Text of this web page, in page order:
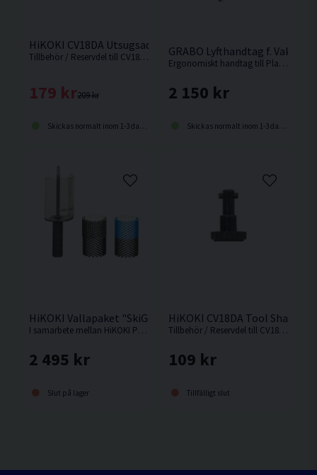
HiKOKI CV18DA Utsugsadapter
Tillbehör / Reservdel till CV18DA.
209 kr
179 kr
Skickas normalt inom 1-3 dagar
GRABO Lyfthandtag f.
Ergonomiskt handtag till Plattlyft Grabo Pro, Grabo Plus och Grabo Pro Brushless.
2 150 kr
Skickas normalt inom 1-3 dagar
HiKOKI Vallapaket "SkiGo" f. Skidor
I samarbete mellan HiKOKI Powertools och Lager 157 Ski Team presenteras detta borstpaket för skidor.
2 495 kr
Slut på lager
HiKOKI CV18DA Tool Shaft
Tillbehör / Reservdel till CV18DA.
109 kr
Tillfälligt slut